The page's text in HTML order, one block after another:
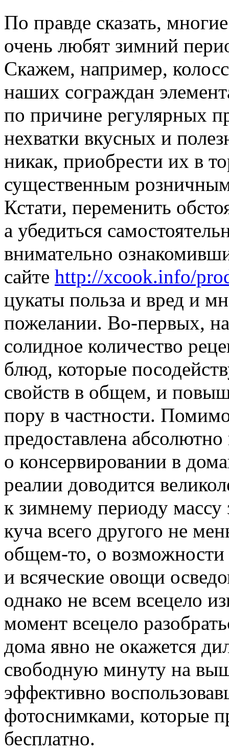
По правде сказать,
очень любят зимний
Скажем, например,
наших сограждан
по причине регулярных
нехватки вкусных и
никак, приобрести их в
существенным
Кстати, переменить
а убедиться
внимательно
сайте http://xcook.info/
цукаты польза и вред и
пожелании. Во-первых,
солидное количество
блюд, которые
свойств в общем, и
пору в частности.
предоставлена
о консервировании в
реалии доводится
к зимнему периоду массу
куча всего другого не
общем-то, о возможности
и всяческие овощи
однако не всем всецело
момент всецело
дома явно не окажется
свободную минуту на
эффективно
фотоснимками, которые
бесплатно.